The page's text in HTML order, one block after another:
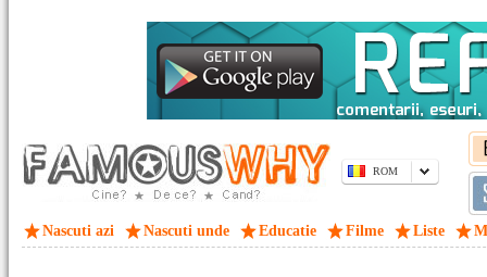
ROM
Nascuti azi Nascuti unde Educatie Filme Liste